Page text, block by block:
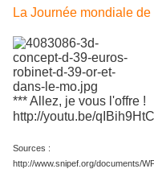
La Journée mondiale
*** Allez, je vous l'offre !
http://youtu.be/
Sources :
http://www.snipef.org/documents/